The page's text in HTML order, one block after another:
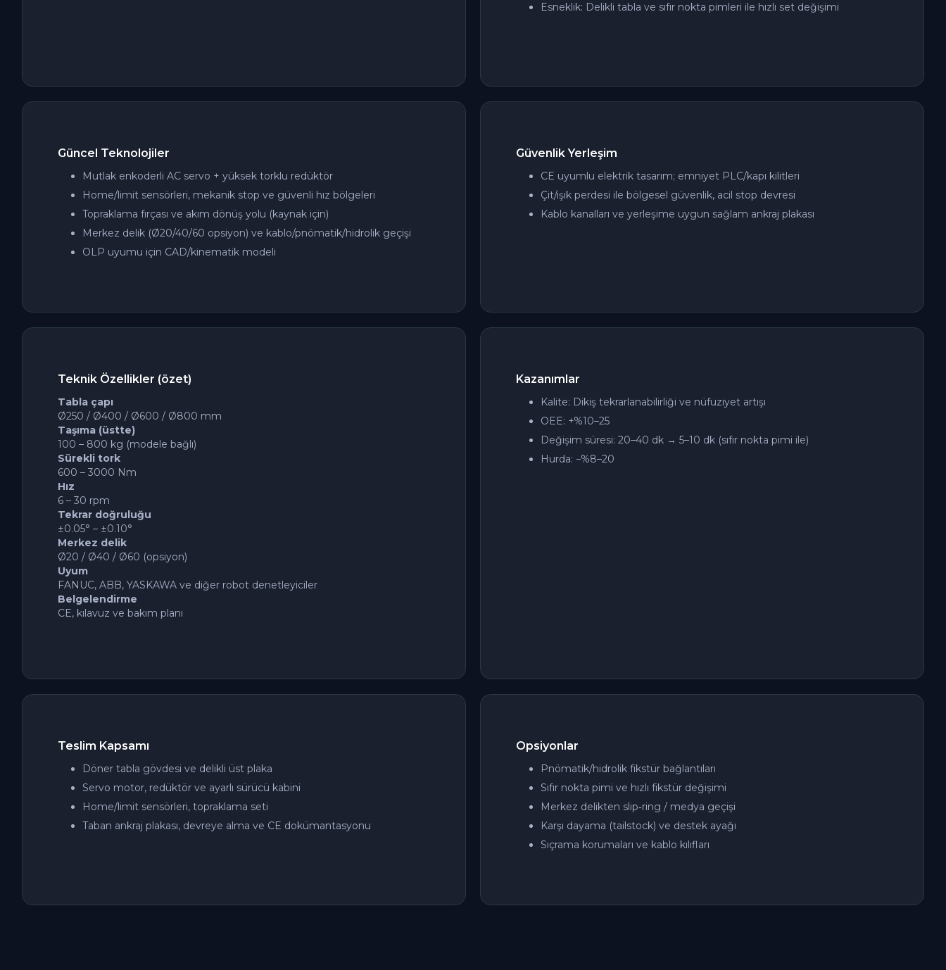
Güncel Teknolojiler
Mutlak enkoderli AC servo + yüksek torklu redüktör
Home/limit sensörleri, mekanik stop ve güvenli hız bölgeleri
Topraklama fırçası ve akım dönüş yolu (kaynak için)
Merkez delik (Ø20/40/60 opsiyon) ve kablo/pnömatik/hidrolik geçişi
OLP uyumu için CAD/kinematik modeli
Teknik Özellikler (özet)
Tabla çapı
Ø250 / Ø400 / Ø600 / Ø800 mm
Taşıma (üstte)
100 – 800 kg (modele bağlı)
Sürekli tork
600 – 3000 Nm
Hız
6 – 30 rpm
Tekrar doğruluğu
±0.05° – ±0.10°
Merkez delik
Ø20 / Ø40 / Ø60 (opsiyon)
Uyum
FANUC, ABB, YASKAWA ve diğer robot denetleyiciler
Belgelendirme
CE, kılavuz ve bakım planı
Teslim Kapsamı
Döner tabla gövdesi ve delikli üst plaka
Servo motor, redüktör ve ayarlı sürücü kabini
Home/limit sensörleri, topraklama seti
Taban ankraj plakası, devreye alma ve CE dokümantasyonu
Esneklik: Delikli tabla ve sıfır nokta pimleri ile hızlı set değişimi
Güvenlik Yerleşim
CE uyumlu elektrik tasarım; emniyet PLC/kapı kilitleri
Çit/ışık perdesi ile bölgesel güvenlik, acil stop devresi
Kablo kanalları ve yerleşime uygun sağlam ankraj plakası
Kazanımlar
Kalite: Dikiş tekrarlanabilirliği ve nüfuziyet artışı
OEE: +%10–25
Değişim süresi: 20–40 dk → 5–10 dk (sıfır nokta pimi ile)
Hurda: −%8–20
Opsiyonlar
Pnömatik/hidrolik fikstür bağlantıları
Sıfır nokta pimi ve hızlı fikstür değişimi
Merkez delikten slip‑ring / medya geçişi
Karşı dayama (tailstock) ve destek ayağı
Sıçrama korumaları ve kablo kılıfları